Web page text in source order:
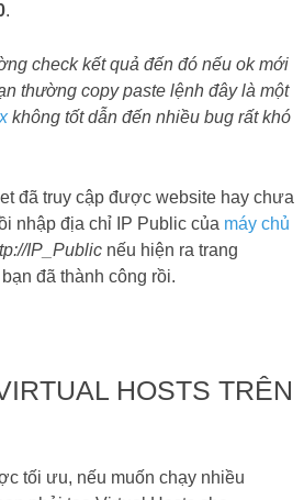
.
check kết quả đến đó nếu ok mới
thường copy paste lệnh đây là một
không tốt dẫn đến nhiều bug rất khó
đã truy cập được website hay chưa
nhập địa chỉ IP Public của máy chủ
IP_Publicnếu hiện ra trang
đã thành công rồi.
HOSTS TRÊN
tối ưu, nếu muốn chạy nhiều